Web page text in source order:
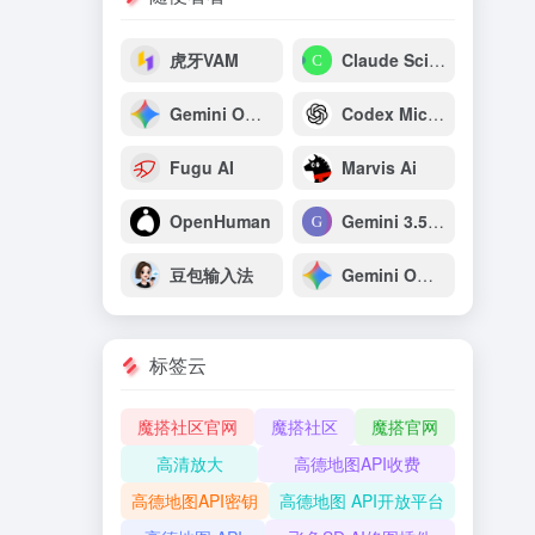
虎牙VAM Claude Science
Gemini Omni Flash：谷歌原生多模态视频生成与推理模型 Codex Micro：OpenAI专为开发者打造的AI编程专用宏键盘
Fugu AI Marvis Ai
OpenHuman Gemini 3.5 Pro
豆包输入法 Gemini Omni
标签云
魔搭社区官网 魔搭社区
魔搭官网
高清放大
高德地图API收费
高德地图API密钥
高德地图 API开放平台